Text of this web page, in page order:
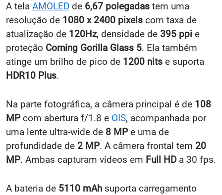
A tela AMOLED de 6,67 polegadas tem uma
resolução de 1080 x 2400 pixels com taxa de
atualização de 120Hz, densidade de 395 ppi e
proteção Corning Gorilla Glass 5. Ela também
atinge um brilho de pico de 1200 nits e suporta
HDR10 Plus.
Na parte fotográfica, a câmera principal é de 108
MP com abertura f/1.8 e OIS, acompanhada por
uma lente ultra-wide de 8 MP e uma de
profundidade de 2 MP. A câmera frontal tem 20
MP. Ambas capturam vídeos em Full HDa 30 fps.
A bateria de 5110 mAh suporta carregamento